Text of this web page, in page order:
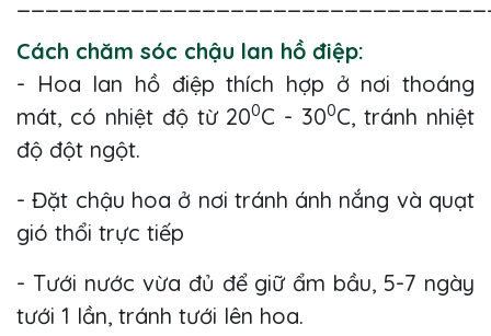
Cách chăm sóc chậu lan hồ điệp:
- Hoa lan hồ điệp thích hợp ở nơi thoáng
mát, có nhiệt độ từ 200C - 300C, tránh nhiệt
độ đột ngột.
- Đặt chậu hoa ở nơi tránh ánh nắng và quạt
gió thổi trực tiếp
- Tưới nước vừa đủ để giữ ẩm bầu, 5-7 ngày
tưới 1 lần, tránh tưới lên hoa.